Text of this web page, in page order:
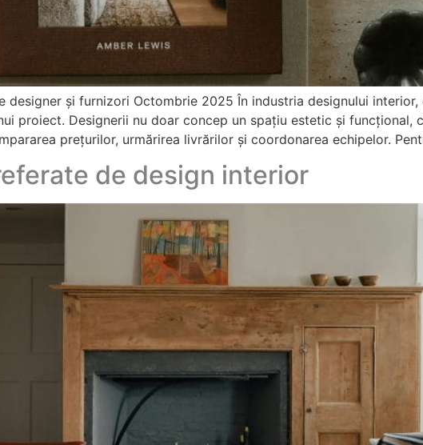
designer și furnizori Octombrie 2025 În industria designului
proiect. Designerii nu doar concep un spațiu estetic și funcțional,
prețurilor, urmărirea livrărilor și coordonarea echipelor.
de design interior